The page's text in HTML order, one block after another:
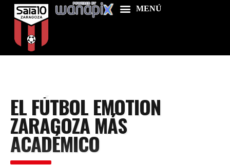
Food & Drink
Features
News
Contacts
EL FÚTBOL EMOTION
ZARAGOZA MÁS
ACADÉMICO